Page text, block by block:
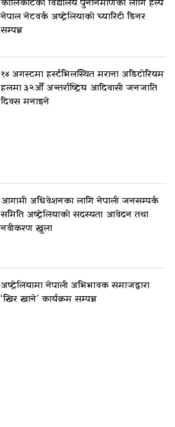
कालिकोटको विद्यालय पुनर्निर्माणका लागि हेल्प
नेपाल नेटवर्क अष्ट्रेलियाको च्यारिटी डिनर
सम्पन्न
१४ अगस्टमा हर्स्टभिलस्थित मराना अडिटोरियम
हलमा ३२औँ अन्तर्राष्ट्रिय आदिवासी जनजाति
दिवस मनाइने
आगामी अधिवेशनका लागि नेपाली जनसम्पर्क
समिति अष्ट्रेलियाको सदस्यता आवेदन तथा
नवीकरण खुला
अष्ट्रेलियामा नेपाली अभिभावक समाजद्वारा
‘खिर खाने’ कार्यक्रम सम्पन्न